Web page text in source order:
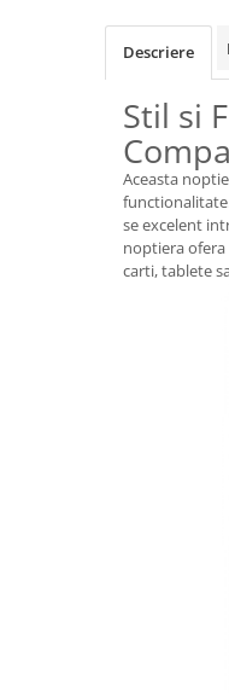
Descriere
Stil si
Aceasta
se excelent
noptiera
carti, tablete